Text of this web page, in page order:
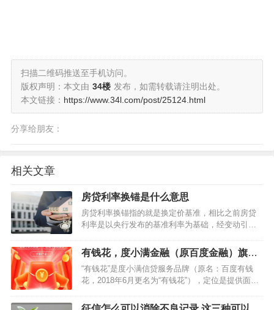
扫描二维码推送至手机访问。
版权声明：本文由 34楼 发布，如需转载请注明出处。
本文链接： https://www.34l.com/post/25124.html
分享给朋友：
相关文章
房贷利率换锚是什么意思
房贷利率换锚指的就是换定价基准，相比之前房贷
利率是以央行发布的基准利率为基础，经变动引起
准加点形成。这也意味着央行这一新政正式在全国
范围内落地实行，房贷利率新机制开始切换。 哪些
因素会影响贷款?…
有钱花，度小满金融（原百度金融）旗下
的信贷产品推荐
“有钱花”是度小满信贷服务品牌（原名：百度有钱
花，2018年6月更名为“有钱花”），定位是提供面向
式。1、关于有钱花1)有钱花有哪些特色? 纯线上申